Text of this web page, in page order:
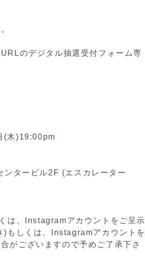
のデジタル抽選受付フォーム専
(木)19:00pm
タービル2F (エスカレーター
は、Instagramアカウントをご呈示
)もしくは、Instagramアカウントを
がございますので予めご了承下さ